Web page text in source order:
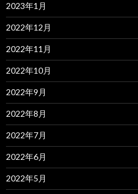
2023年1月
2022年12月
2022年11月
2022年10月
2022年9月
2022年8月
2022年7月
2022年6月
2022年5月